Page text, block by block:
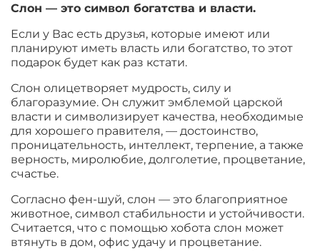
Слон — это символ богатства и власти.
Если у Вас есть друзья, которые имеют или
планируют иметь власть или богатство, то этот
подарок будет как раз кстати.
Слон олицетворяет мудрость, силу и
благоразумие. Он служит эмблемой царской
власти и символизирует качества, необходимые
для хорошего правителя, — достоинство,
проницательность, интеллект, терпение, а также
верность, миролюбие, долголетие, процветание,
счастье.
Согласно фен-шуй, слон — это благоприятное
животное, символ стабильности и устойчивости.
Считается, что с помощью хобота слон может
втянуть в дом, офис удачу и процветание.